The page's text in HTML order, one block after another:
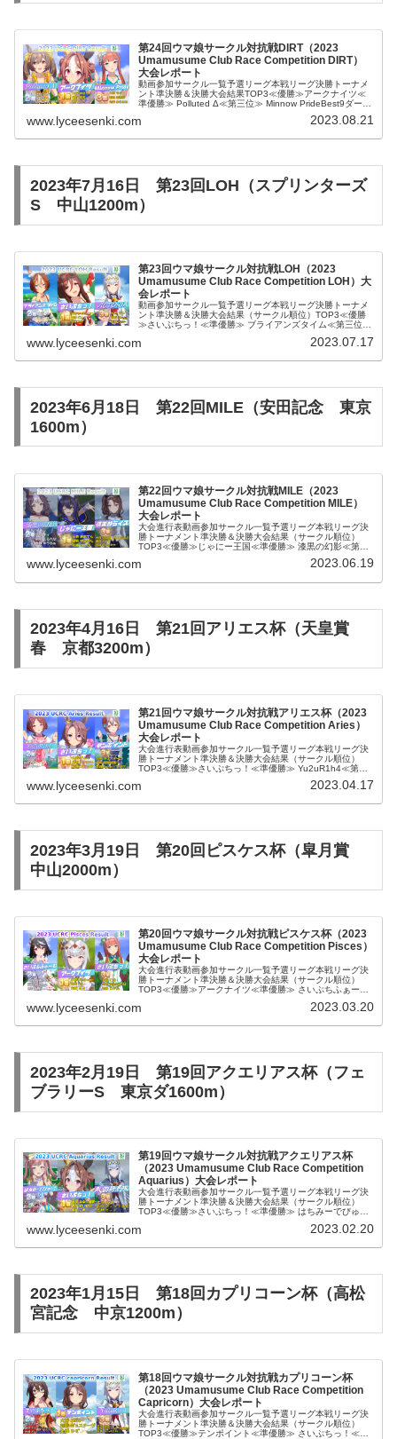
第24回ウマ娘サークル対抗戦DIRT（2023
Umamusume Club Race Competition DIRT）
大会レポート
動画参加サークル一覧予選リーグ本戦リーグ決勝トーナメ
ント準決勝＆決勝大会結果TOP3≪優勝≫アークナイツ≪
準優勝≫ Polluted Δ≪第三位≫ Minnow PrideBest9ダーク
www.lyceesenki.com 2023.08.21
2023年7月16日 第23回LOH（スプリンターズ
S 中山1200m）
第23回ウマ娘サークル対抗戦LOH（2023
Umamusume Club Race Competition LOH）大
会レポート
動画参加サークル一覧予選リーグ本戦リーグ決勝トーナメ
ント準決勝＆決勝大会結果（サークル順位）TOP3≪優勝
≫さいぷちっ！≪準優勝≫ ブライアンズタイム≪第三位≫
ちかね湘南レー...
www.lyceesenki.com 2023.07.17
2023年6月18日 第22回MILE（安田記念 東京
1600m）
第22回ウマ娘サークル対抗戦MILE（2023
Umamusume Club Race Competition MILE）
大会レポート
大会進行表動画参加サークル一覧予選リーグ本戦リーグ決
勝トーナメント準決勝＆決勝大会結果（サークル順位）
TOP3≪優勝≫じゃにー王国≪準優勝≫ 漆黒の幻影≪第三
天地方競馬の蕎麦は馬いさ...
www.lyceesenki.com 2023.06.19
2023年4月16日 第21回アリエス杯（天皇賞
春 京都3200m）
第21回ウマ娘サークル対抗戦アリエス杯（2023
Umamusume Club Race Competition Aries）
大会レポート
大会進行表動画参加サークル一覧予選リーグ本戦リーグ決
勝トーナメント準決勝＆決勝大会結果（サークル順位）
TOP3≪優勝≫さいぷちっ！≪準優勝≫ Yu2uR1h4≪第三
天スカイシンボルA...
www.lyceesenki.com 2023.04.17
2023年3月19日 第20回ピスケス杯（皐月賞
中山2000m）
第20回ウマ娘サークル対抗戦ピスケス杯（2023
Umamusume Club Race Competition Pisces ）
大会レポート
大会進行表動画参加サークル一覧予選リーグ本戦リーグ決
勝トーナメント準決勝＆決勝大会結果（サークル順位）
TOP3≪優勝≫アークナイツ≪準優勝≫ さいぷちふぁーむ
ノ雫Avalonじゃにー...
www.lyceesenki.com 2023.03.20
2023年2月19日 第19回アクエリアス杯（フェ
ブラリーS 東京ダ1600m）
第19回ウマ娘サークル対抗戦アクエリアス杯
（2023 Umamusume Club Race Competition
Aquarius ）大会レポート
大会進行表動画参加サークル一覧予選リーグ本戦リーグ決
勝トーナメント準決勝＆決勝大会結果（サークル順位）
TOP3≪優勝≫さいぷちっ！≪準優勝≫ はちみーでびゅ
ドゥラメンテ惑星ベジータア...
www.lyceesenki.com 2023.02.20
2023年1月15日 第18回カプリコーン杯（高松
宮記念 中京1200m）
第18回ウマ娘サークル対抗戦カプリコーン杯
（2023 Umamusume Club Race Competition
Capricorn）大会レポート
大会進行表動画参加サークル一覧予選リーグ本戦リーグ決
勝トーナメント準決勝＆決勝大会結果（サークル順位）
TOP3≪優勝≫テンポイント≪準優勝≫ さいぷちっ！≪第